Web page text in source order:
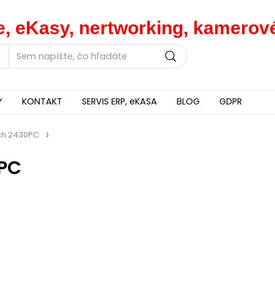
eKasy, nertworking,
KONTAKT SERVIS ERP, eKASA BLOG GDPR
2430PC